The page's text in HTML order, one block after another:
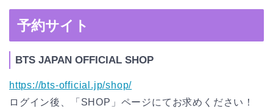
予約サイト
BTS JAPAN OFFICIAL SHOP
https://bts-official.jp/shop/
ログイン後、「SHOP」ページにてお求めください！